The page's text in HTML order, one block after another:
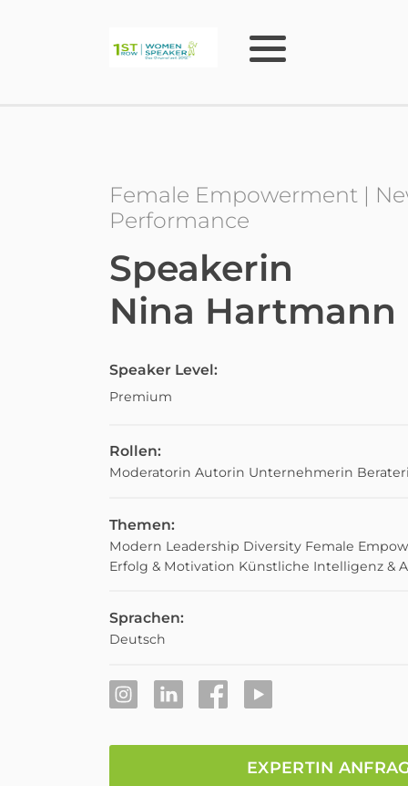
Female Empowerment |
Performance
Speakerin
Nina Hartmann
Speaker Level:
Premium
Rollen:
Moderatorin Autorin Unternehmerin
Themen:
Modern Leadership Diversity Female
Erfolg & Motivation Künstliche Intelligenz &
Sprachen:
Deutsch
EXPERTIN